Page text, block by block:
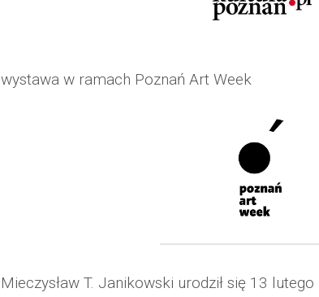
wystawa w ramach Poznań Art Week
Mieczysław T. Janikowski urodził się 13